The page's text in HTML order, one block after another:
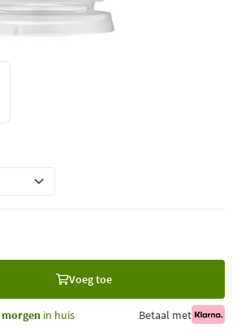
Voeg toe
morgen in huis Betaal met